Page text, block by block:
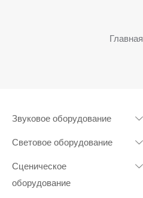
Главная
Звуковое оборудование
Световое оборудование
Сценическое
оборудование